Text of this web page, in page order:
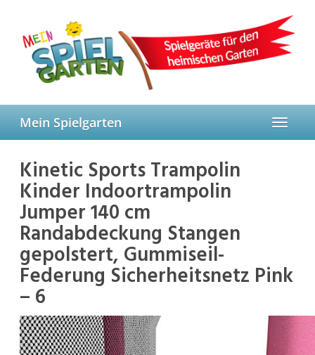
content
Toggle
Mein Spielgarten
Kinetic Sports Trampolin
Kinder Indoortrampolin
Jumper 140 cm
Randabdeckung Stangen
gepolstert, Gummiseil-
Federung Sicherheitsnetz Pink
– 6